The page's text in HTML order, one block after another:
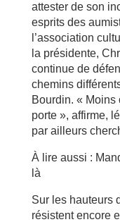
attester de son
esprits des
l’association
la présidente,
continue de
chemins
Bourdin. « Moins
porte », affirme,
par ailleurs
À lire aussi :
là
Sur les hauteurs
résistent encore